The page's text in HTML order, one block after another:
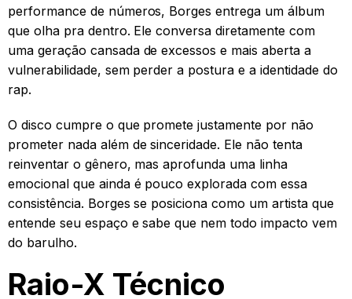
performance de números, Borges entrega um álbum
que olha pra dentro. Ele conversa diretamente com
uma geração cansada de excessos e mais aberta a
vulnerabilidade, sem perder a postura e a identidade do
rap.
O disco cumpre o que promete justamente por não
prometer nada além de sinceridade. Ele não tenta
reinventar o gênero, mas aprofunda uma linha
emocional que ainda é pouco explorada com essa
consistência. Borges se posiciona como um artista que
entende seu espaço e sabe que nem todo impacto vem
do barulho.
Raio-X Técnico